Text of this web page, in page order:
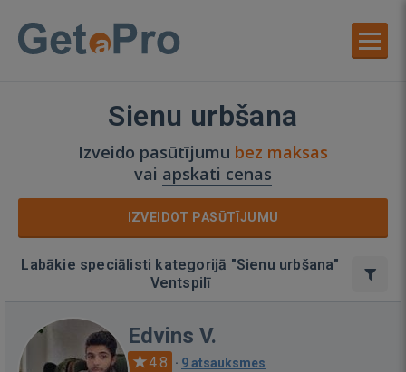
Sienu urbšana
Izveido pasūtījumu bez maksas
vai apskati cenas
IZVEIDOT PASŪTĪJUMU
Labākie speciālisti kategorijā "Sienu urbšana"
Ventspilī
Edvins V.
4.8 · 9 atsauksmes